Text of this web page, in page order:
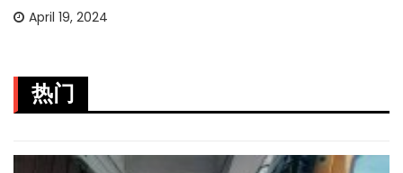
April 19, 2024
热门